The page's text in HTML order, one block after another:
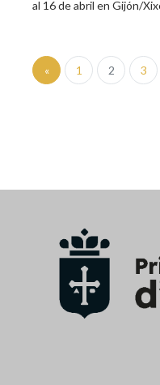
al 16 de abril en Gijón/
« 1 2 3